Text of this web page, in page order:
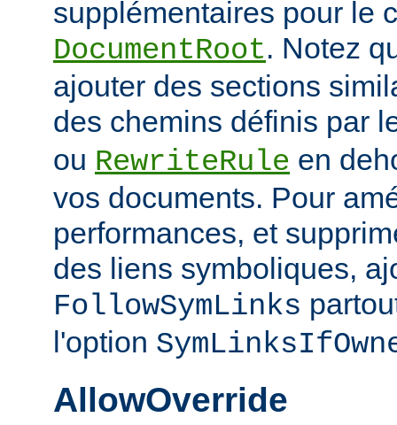
supplémentaires pour le
DocumentRoot. Notez
ajouter des sections
des chemins définis par
ou RewriteRule en
vos documents. Pour
performances, et
des liens symboliques,
FollowSymLinks
l'option
AllowOverride